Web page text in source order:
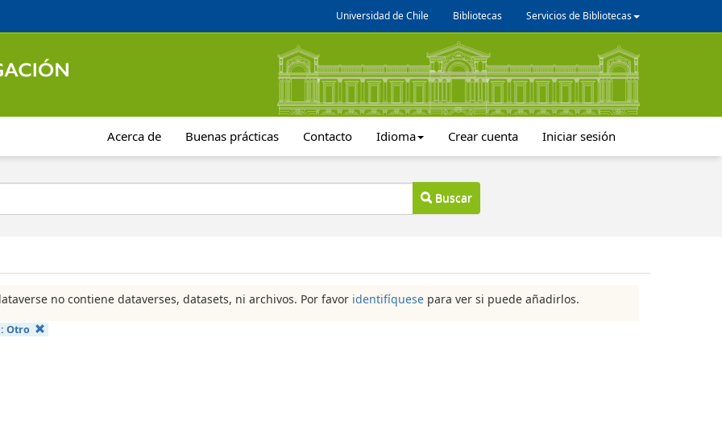
Universidad de Chile Bibliotecas Servicios de Bibliotecas
Acerca de Buenas prácticas Contacto Idioma Crear cuenta Iniciar sesión
Buscar
no contiene dataverses, datasets, ni archivos. Por favor identifíquese para ver si puede añadirlos.
Otro